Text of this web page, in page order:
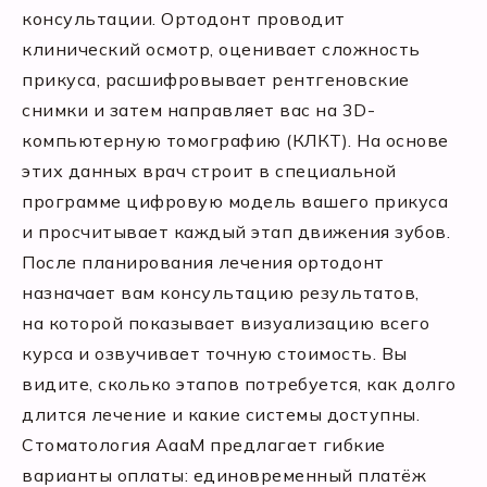
консультации. Ортодонт проводит
клинический осмотр, оценивает сложность
прикуса, расшифровывает рентгеновские
снимки и затем направляет вас на 3D-
компьютерную томографию (КЛКТ). На основе
этих данных врач строит в специальной
программе цифровую модель вашего прикуса
и просчитывает каждый этап движения зубов.
После планирования лечения ортодонт
назначает вам консультацию результатов,
на которой показывает визуализацию всего
курса и озвучивает точную стоимость. Вы
видите, сколько этапов потребуется, как долго
длится лечение и какие системы доступны.
Стоматология АааМ предлагает гибкие
варианты оплаты: единовременный платёж